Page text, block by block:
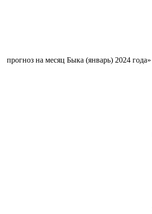
прогноз на месяц Быка (январь) 2024 года»